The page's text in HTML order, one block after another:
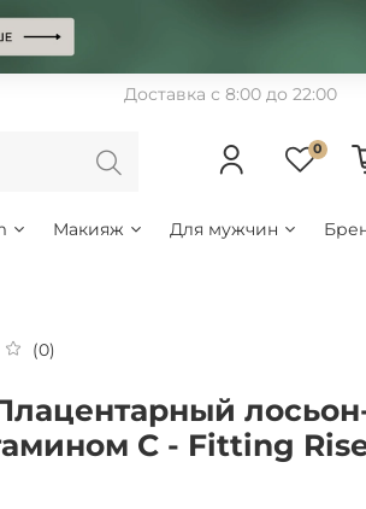
Доставка с 8:00 до 22:00
0
Макияж Для мужчин
(0)
С - Fitting